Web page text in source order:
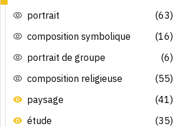
portrait
(63)
composition symbolique
(16)
portrait de groupe
(6)
composition religieuse
(55)
paysage
(41)
étude
(35)